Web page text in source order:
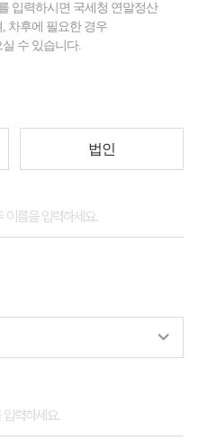
입력하시면 국세청 연말정산
차후에 필요한 경우
수 있습니다.
법인